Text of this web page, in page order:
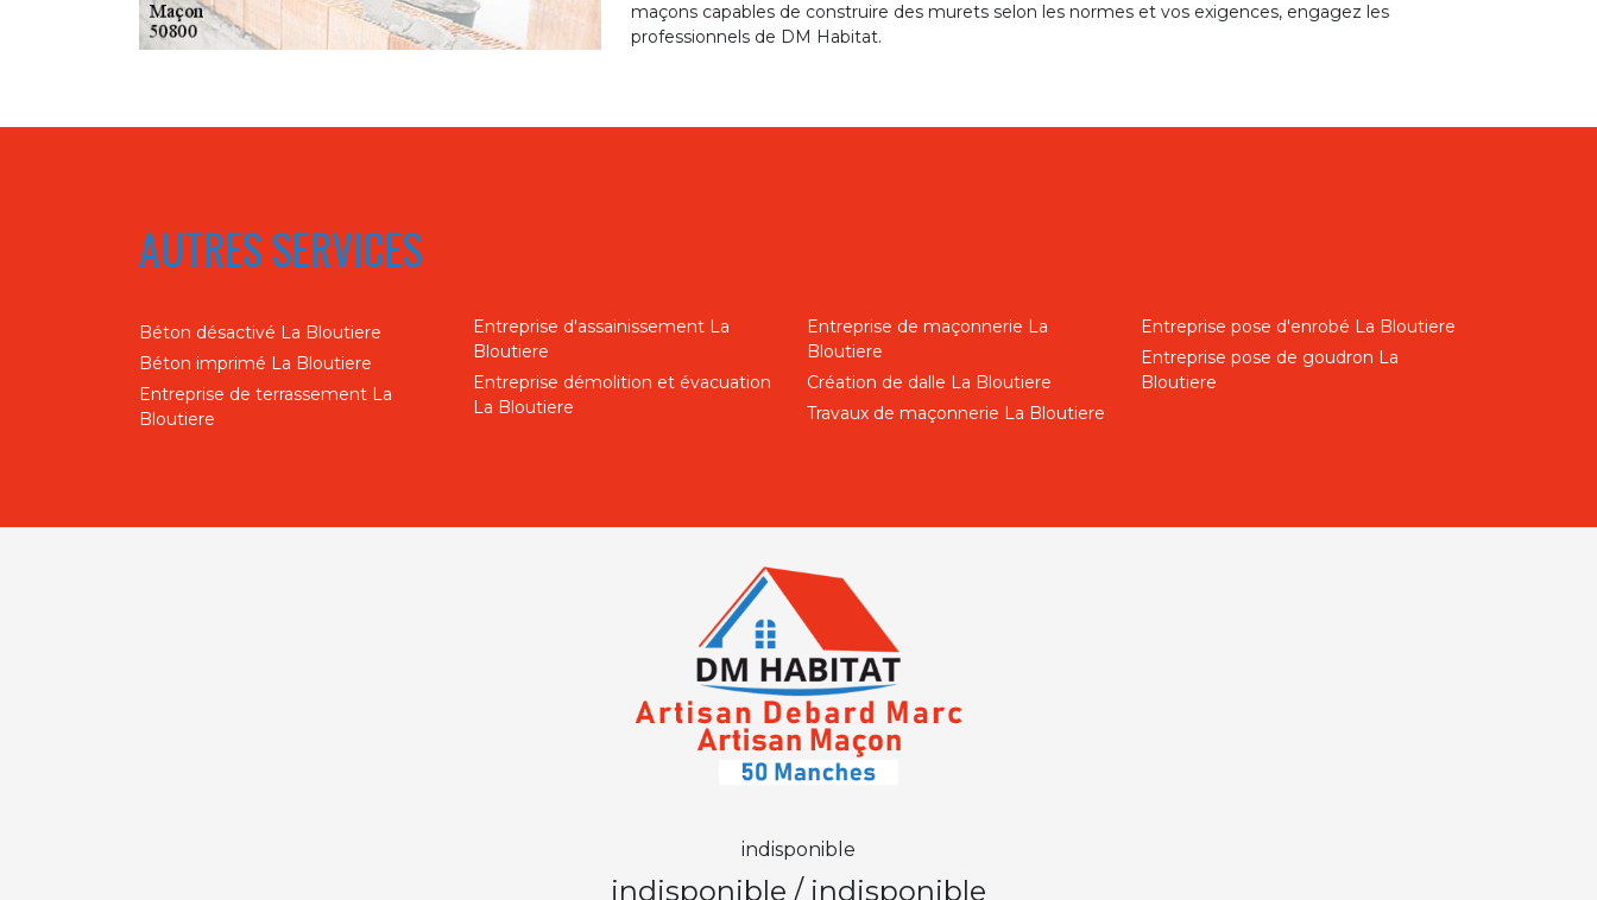
maçons capables de construire des murets selon les normes et vos exigences, engagez les
professionnels de DM Habitat.
AUTRES SERVICES
Béton désactivé La Bloutiere
Béton imprimé La Bloutiere
Entreprise de terrassement La
Bloutiere
Entreprise d'assainissement La
Bloutiere
Entreprise démolition et évacuation
La Bloutiere
Entreprise de maçonnerie La
Bloutiere
Création de dalle La Bloutiere
Travaux de maçonnerie La Bloutiere
Entreprise pose d'enrobé La Bloutiere
Entreprise pose de goudron La
Bloutiere
indisponible
indisponible / indisponible